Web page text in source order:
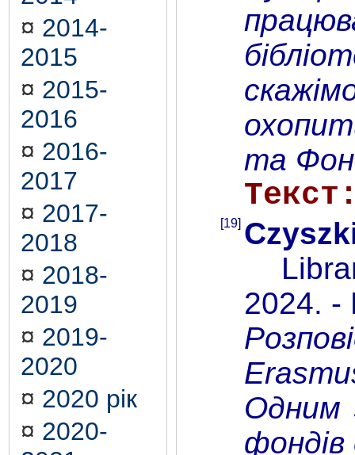
¤ 2014-
2015
¤ 2015-
2016
¤ 2016-
2017
¤ 2017-
2018
¤ 2018-
2019
¤ 2019-
2020
¤ 2020 рік
¤ 2020-
та
[19]
2024.
Одним
фондів